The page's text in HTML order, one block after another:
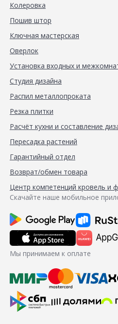
Колеровка
Пошив штор
Ключная мастерская
Оверлок
Установка входных и
Студия дизайна
Распил металлопроката
Резка плитки
Расчёт кухни и составление
Пересадка растений
Гарантийный отдел
Возврат/обмен товара
Центр компетенций кровель и
Скачайте наше мобильное
Мы принимаем к оплате